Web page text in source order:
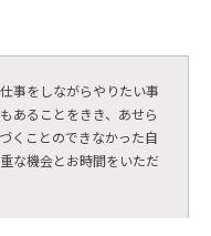
事をしながらやりたい事
あることをきき、あせら
くことのできなかった自
な機会とお時間をいただ